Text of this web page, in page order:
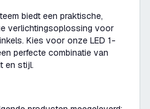
biedt een praktische,
verlichtingsoplossing voor
Kies voor onze LED 1-
perfecte combinatie van
en stijl.